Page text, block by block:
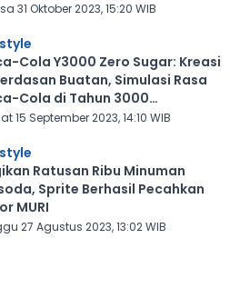
31 Oktober 2023, 15:20 WIB
Cola Y3000 Zero Sugar: Kreasi
Buatan, Simulasi Rasa
Cola di Tahun 3000
15 September 2023, 14:10 WIB
Ratusan Ribu Minuman
Sprite Berhasil Pecahkan
MURI
27 Agustus 2023, 13:02 WIB